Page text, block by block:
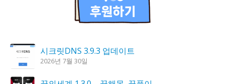
시크릿DNS 3.9.3 업데이트
2026년 7월 30일